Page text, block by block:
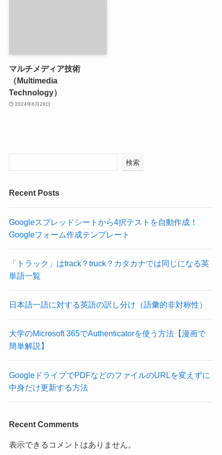
マルチメディア技術
（Multimedia
Technology）
2024年6月28日
検索
Recent Posts
Googleスプレッドシートから4択テストを自動作成！
Googleフォーム作成テンプレート
「トラック」はtrack？truck？カタカナでは同じになる英
単語一覧
日本語一語に対する英語の訳し分け（語彙的非対称性）
大学のMicrosoft 365でAuthenticatorを使う方法【漫画で
簡単解説】
GoogleドライブでPDFなどのファイルのURLを変えずに
中身だけ更新する方法
Recent Comments
表示できるコメントはありません。